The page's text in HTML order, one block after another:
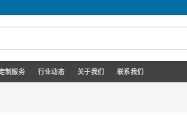
制服务 行业动态 关于我们 联系我们